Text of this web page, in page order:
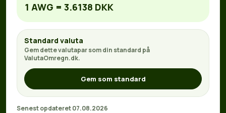
1 AWG = 3.6138 DKK
Standard valuta
Gem dette valutapar som din standard på
ValutaOmregn.dk.
Gem som standard
Senest opdateret 07.08.2026